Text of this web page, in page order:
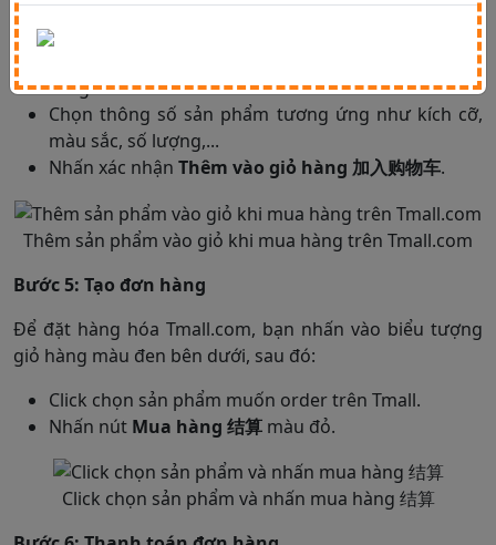
tác mua hàng Tmall tiếp theo được thực hiện như sau:
màu
vàng.
Chọn thông số sản phẩm tương ứng như kích cỡ,
màu sắc, số lượng,...
Nhấn xác nhận Thêm vào giỏ hàng 加入购物车.
Thêm sản phẩm vào giỏ khi mua hàng trên Tmall.com
Bước 5: Tạo đơn hàng
Để đặt hàng hóa Tmall.com, bạn nhấn vào biểu tượng
giỏ hàng màu đen bên dưới, sau đó:
Click chọn sản phẩm muốn order trên Tmall.
Nhấn nút Mua hàng 结算 màu đỏ.
Click chọn sản phẩm và nhấn mua hàng 结算